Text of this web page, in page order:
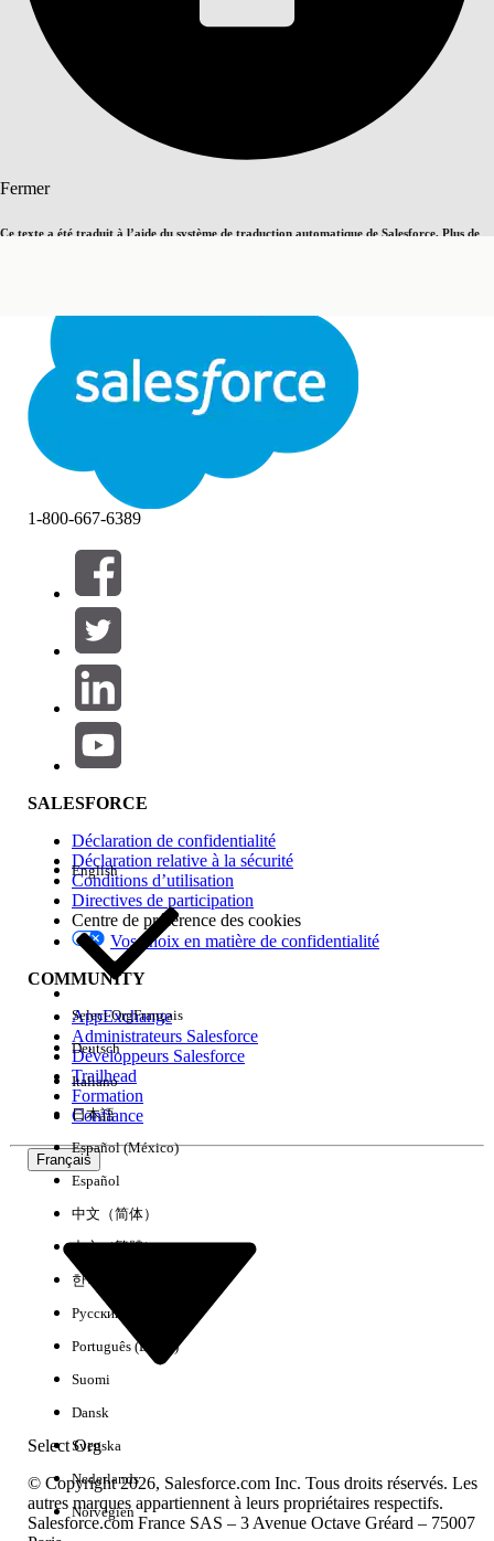
Fermer
Ce texte a été traduit à l’aide du système de traduction automatique de Salesforce. Plus de
Fermer
Table des matières
Rechercher
Filtres (0)
SÉLECTIONNER DES FILTRES
Gamme de produits
Impact des fonctionnalités
Edition
Expérience
Aucun résultat
1-800-667-6389
SALESFORCE
Déclaration de confidentialité
Déclaration relative à la sécurité
Conditions d’utilisation
Directives de participation
Centre de préférence des cookies
Vos choix en matière de confidentialité
COMMUNITY
AppExchange
Administrateurs Salesforce
Développeurs Salesforce
Trailhead
Formation
Confiance
Français
Select Org
English
Select OrgFrançais
Deutsch
Italiano
日本語
Español (México)
Español
中文（简体）
中文（繁體）
한국어
Русский
Português (Brasil)
Suomi
Dansk
Svenska
Nederlands
Norvégien
© Copyright 2026, Salesforce.com Inc. Tous droits réservés. Les
autres marques appartiennent à leurs propriétaires respectifs.
Salesforce.com France SAS – 3 Avenue Octave Gréard – 75007